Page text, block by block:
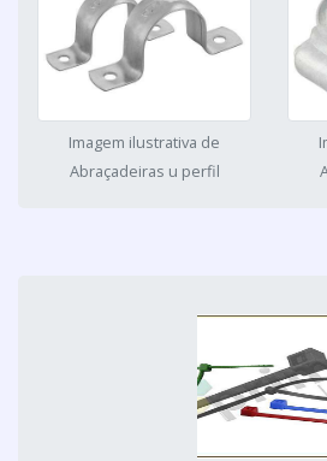
Imagem ilustrativa de
Abraçadeiras u perfil